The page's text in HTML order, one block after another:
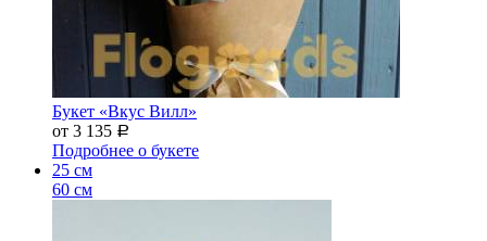
Букет «Вкус Вилл»
от 3 135 Р
Подробнее о букете
25 см
60 см